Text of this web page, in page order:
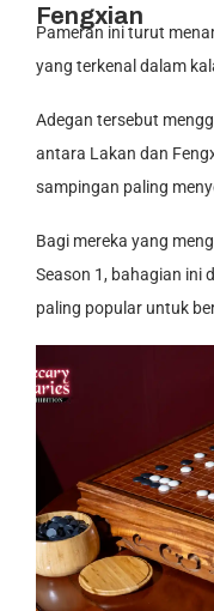
Fengxian
Pameran ini turut
yang terkenal dalam
Adegan tersebut
antara Lakan dan
sampingan paling
Bagi mereka yang
Season 1, bahagian ini
paling popular untuk